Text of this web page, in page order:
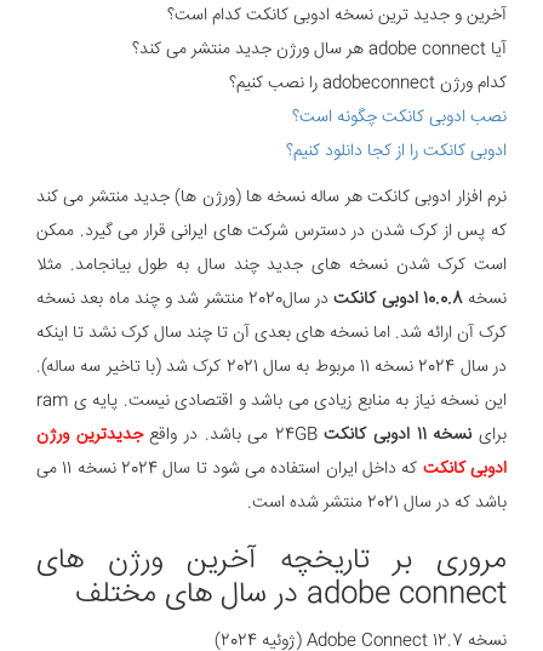
آخرین و جدید ترین نسخه ادوبی کانکت کدام است؟
آیا adobe connect هر سال ورژن جدید منتشر می کند؟
کدام ورژن adobeconnect را نصب کنیم؟
نصب ادوبی کانکت چگونه است؟
ادوبی کانکت را از کجا دانلود کنیم؟
نرم افزار ادوبی کانکت هر ساله نسخه ها (ورژن ها) جدید منتشر می کند
که پس از کرک شدن در دسترس شرکت های ایرانی قرار می گیرد. ممکن
است کرک شدن نسخه های جدید چند سال به طول بیانجامد. مثلا
نسخه10.0.8 ادوبی کانکت
در سال2020 منتشر شد و چند ماه بعد نسخه
کرک آن ارائه شد. اما نسخه های بعدی آن تا چند سال کرک نشد تا اینکه
در سال 2024 نسخه 11 مربوط به سال 2021 کرک شد (با تاخیر سه ساله).
این نسخه نیاز به منابع زیادی می باشد و اقتصادی نیست. پایه ی ram
براینسخه 11 ادوبی کانکت 24GB می باشد. در واقع
جدیدترین ورژن
ادوبی کانکت
که داخل ایران استفاده می شود تا سال 2024 نسخه 11 می
باشد که در سال 2021 منتشر شده است.
مروری بر تاریخچه آخرین ورژن های
adobe connect در سال های مختلف
نسخه Adobe Connect 12.7 (ژوئیه 2024)